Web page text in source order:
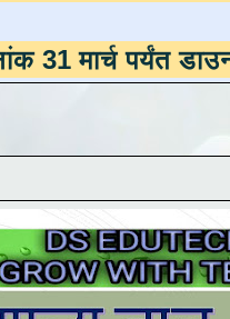
पर्यंत